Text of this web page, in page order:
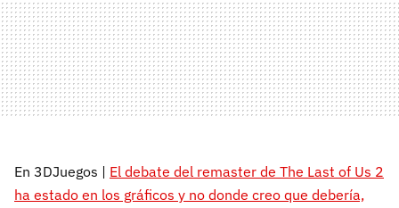
En 3DJuegos | El debate del remaster de The Last of Us 2
ha estado en los gráficos y no donde creo que debería,